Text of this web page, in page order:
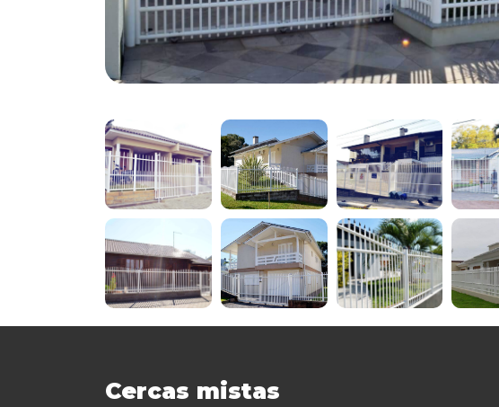
Cercas mistas